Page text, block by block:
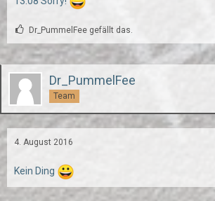
Dr_PummelFee gefällt das.
Dr_PummelFee
Team
4. August 2016
Kein Ding